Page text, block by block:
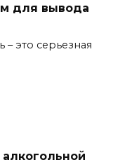
для вывода
– это серьезная